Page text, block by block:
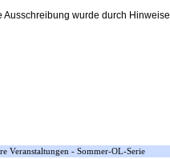
Ausschreibung wurde durch
Veranstaltungen - Sommer-OL-Serie